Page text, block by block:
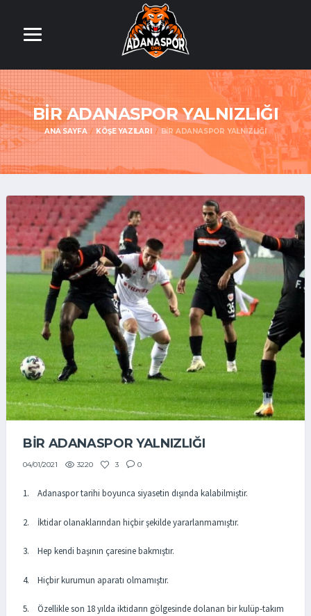
BIR ADANASPOR YALNIZLIĞI
ANA SAYFA KÖŞE YAZILARI BIR ADANASPOR YALNIZLIĞI
BIR ADANASPOR YALNIZLIĞI
04/01/2021 3220 3 0
1. Adanaspor tarihi boyunca siyasetin dışında kalabilmiştir.
2. İktidar olanaklarından hiçbir şekilde yararlanmamıştır.
3. Hep kendi başının çaresine bakmıştır.
4. Hiçbir kurumun aparatı olmamıştır.
5. Özellikle son 18 yılda iktidarın gölgesinde dolanan bir kulüp-takım